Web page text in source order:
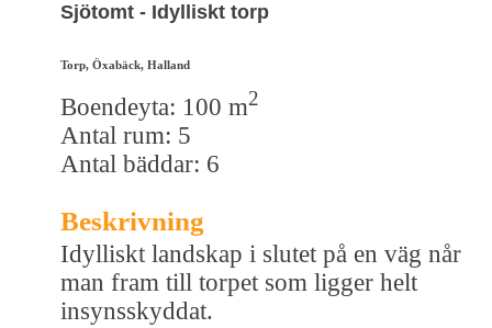
Sjötomt - Idylliskt torp
Torp, Öxabäck, Halland
Boendeyta: 100 m2
Antal rum: 5
Antal bäddar: 6
Beskrivning
Idylliskt landskap i slutet på en väg når
man fram till torpet som ligger helt
insynsskyddat.